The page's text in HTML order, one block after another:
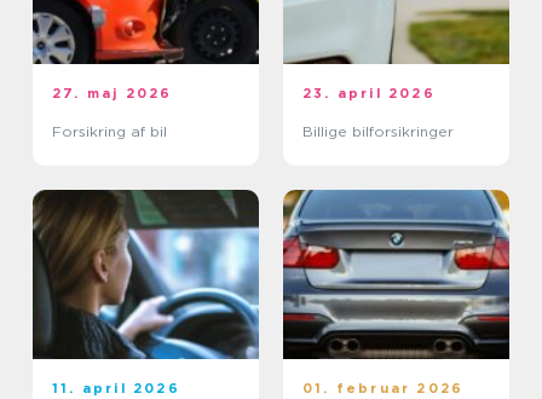
27. maj 2026
Forsikring af bil
23. april 2026
Billige bilforsikringer
11. april 2026 01. februar 2026